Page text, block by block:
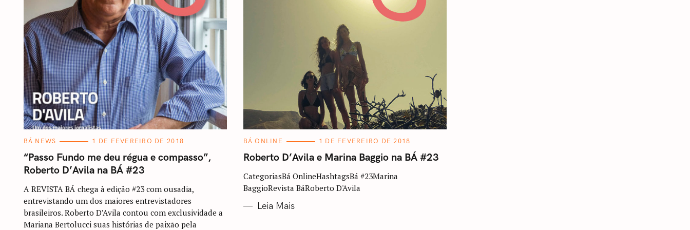
C
T
G
O
I
A
S
BÁ NEWS 1 DE FEVEREIRO DE 2018
“Passo Fundo me deu régua e compasso”,
Roberto D’Avila na BÁ #23
A REVISTA BÁ chega à edição #23 com ousadia,
entrevistando um dos maiores entrevistadores
brasileiros. Roberto D’Avila contou com exclusividade a
Mariana Bertolucci suas histórias de paixão pela
C
T
E
O
R
I
BÁ ONLINE 1 DE FEVEREIRO DE 2018
Roberto D’Avila e Marina Baggio na BÁ #23
CategoriasBá OnlineHashtagsBá #23Marina
BaggioRevista BáRoberto D'Avila
Leia Mais